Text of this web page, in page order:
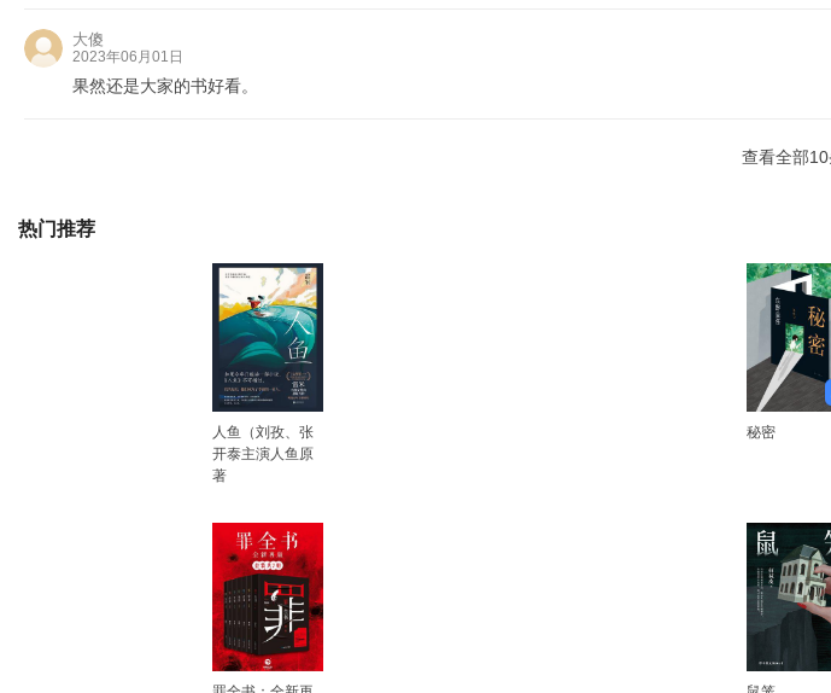
大傻
2023年06月01日
果然还是大家的书好看。
查看全部
热门推荐
人鱼（刘孜、张
开泰主演人鱼原
著
秘密